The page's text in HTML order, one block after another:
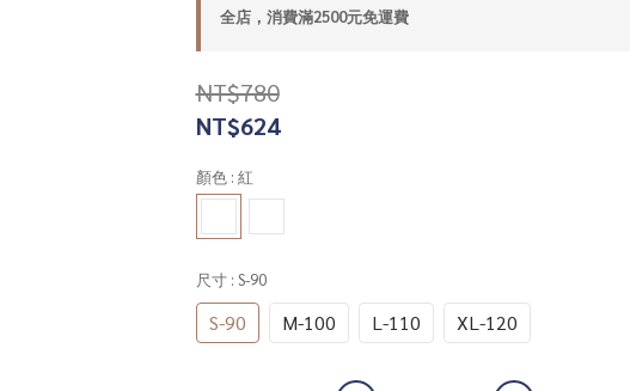
全店，消費滿2500元免運費
NT$780
NT$624
顏色 : 紅
尺寸 : S-90
S-90 M-100 L-110 XL-120